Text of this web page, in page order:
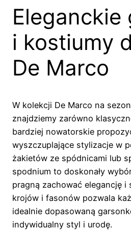
Eleganckie
i kostiumy
De Marco
W kolekcji De Marco na
znajdziemy zarówno
bardziej nowatorskie
wyszczuplające stylizacje w
żakietów ze spódnicami lub
spodnium to doskonały
pragną zachować elegancję i
krojów i fasonów pozwala
idealnie dopasowaną
indywidualny styl i urodę.